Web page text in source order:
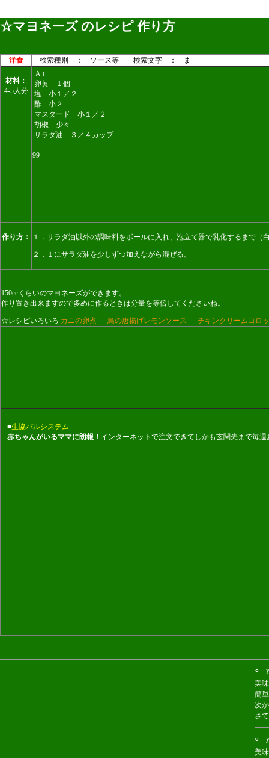
☆マヨネーズ のレシピ 作り方
洋食 検索種別 ： ソース等 検索文字 ： ま
材料：
4-5人分
Ａ）
卵黄 １個
塩 小１／２
酢 小２
マスタード 小１／２
胡椒 少々
サラダ油 ３／４カップ
99
作り方： １．サラダ油以外の調味料をボールに入れ、泡立て器で乳化するまで（
２．１にサラダ油を少しずつ加えながら混ぜる。
150ccくらいのマヨネーズができます。
作り置き出来ますので多めに作るときは分量を等倍してくださいね。
☆レシピいろいろ カニの卵煮 鳥の唐揚げレモンソース チキンクリームコロ
■生協パルシステム
赤ちゃんがいるママに朗報！ インターネットで注文できてしかも玄関先まで毎週
○
美
簡
次
さ
○
美